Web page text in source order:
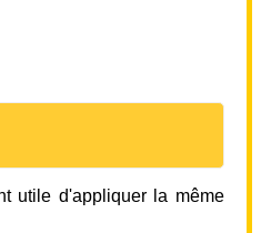
utile d'appliquer la même